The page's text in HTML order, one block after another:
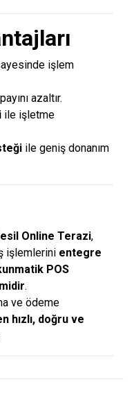
işlem
azaltır.
ile işletme
ile geniş donanım
Online Terazi,
işlemlerini entegre
POS
.
ve ödeme
hızlı, doğru ve